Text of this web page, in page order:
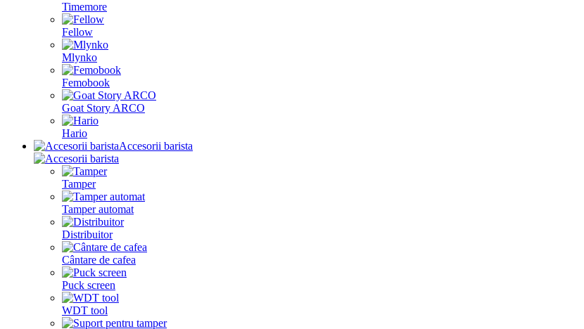
Timemore
Fellow
Mlynko
Femobook
Goat Story ARCO
Hario
Accesorii barista
Tamper
Tamper automat
Distribuitor
Cântare de cafea
Puck screen
WDT tool